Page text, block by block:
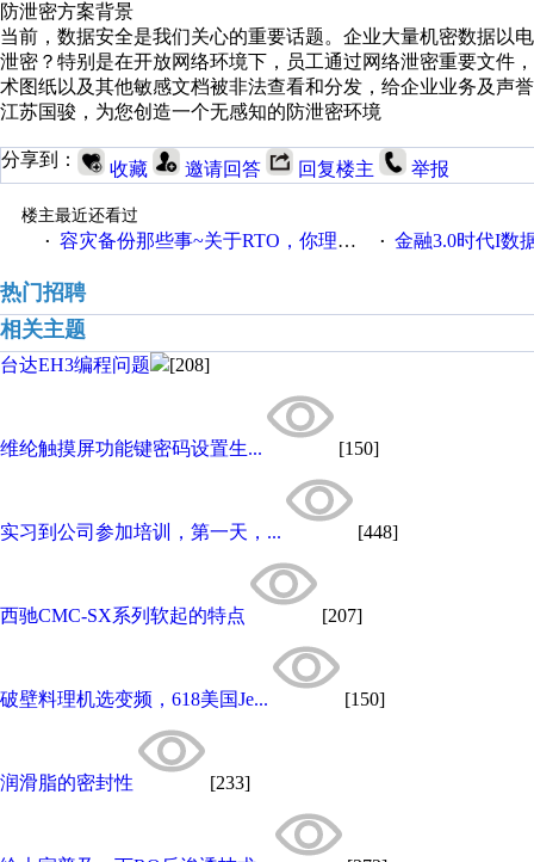
防泄密方案背景
当前，数据安全是我们关心的重要话题。企业大量机密数据以
泄密？特别是在开放网络环境下，员工通过网络泄密重要文件
术图纸以及其他敏感文档被非法查看和分发，给企业业务及声
江苏国骏，为您创造一个无感知的防泄密环境
分享到： 收藏 邀请回答 回复楼主 举报
楼主最近还看过
· 容灾备份那些事~关于RTO，你理解对了吗？ · 金融3.0时代I数据与业
热门招聘
相关主题
台达EH3编程问题 [208]
维纶触摸屏功能键密码设置生... [150]
实习到公司参加培训，第一天，... [448]
西驰CMC-SX系列软起的特点 [207]
破壁料理机选变频，618美国Je... [150]
润滑脂的密封性 [233]